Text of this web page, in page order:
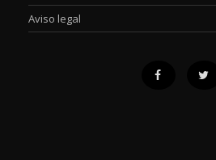
Aviso legal